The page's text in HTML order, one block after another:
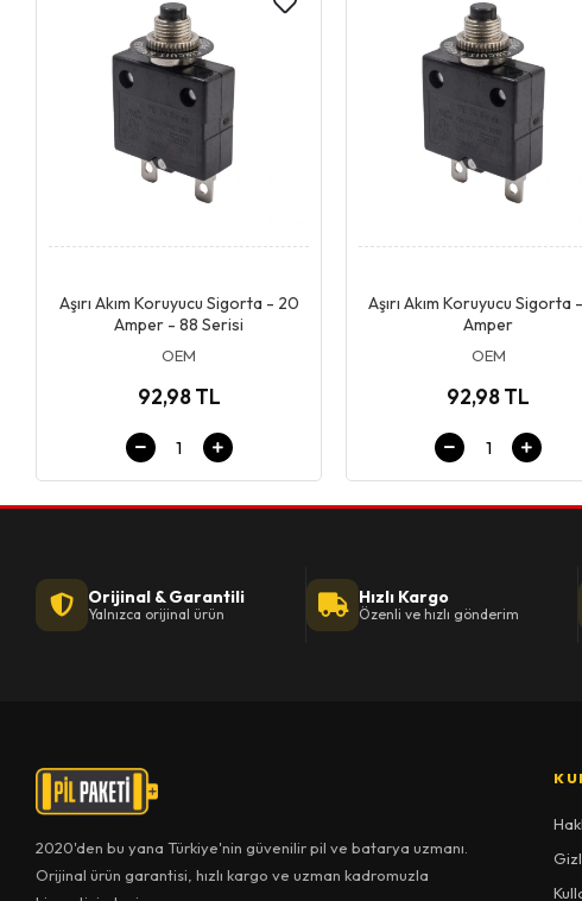
Aşırı Akım Koruyucu Sigorta - 20
Amper - 88 Serisi
OEM
92,98 TL
Aşırı Akım Koruyucu Sigorta
Amper
OEM
92,98 TL
Orijinal & Garantili
Yalnızca orijinal ürün
Hızlı Kargo
Özenli ve hızlı gönderim
2020'den bu yana Türkiye'nin güvenilir pil ve batarya uzmanı.
Orijinal ürün garantisi, hızlı kargo ve uzman kadromuzla